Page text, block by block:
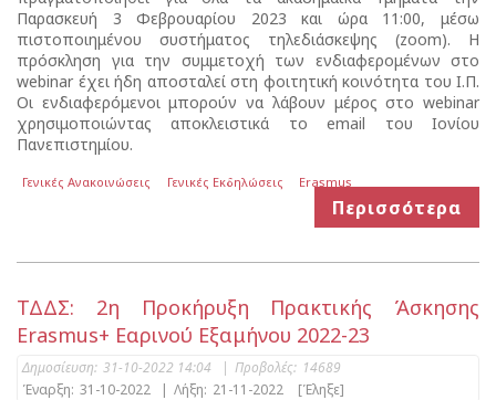
Παρασκευή 3 Φεβρουαρίου 2023 και ώρα 11:00, μέσω
πιστοποιημένου συστήματος τηλεδιάσκεψης (zoom). Η
πρόσκληση για την συμμετοχή των ενδιαφερομένων στο
webinar έχει ήδη αποσταλεί στη φοιτητική κοινότητα του Ι.Π.
Οι ενδιαφερόμενοι μπορούν να λάβουν μέρος στο webinar
χρησιμοποιώντας αποκλειστικά το email του Ιονίου
Πανεπιστημίου.
Γενικές Ανακοινώσεις Γενικές Εκδηλώσεις Erasmus
Περισσότερα
ΤΔΔΣ: 2η Προκήρυξη Πρακτικής Άσκησης
Erasmus+ Εαρινού Εξαμήνου 2022-23
Δημοσίευση: 31-10-2022 14:04 | Προβολές: 14689
Έναρξη: 31-10-2022 | Λήξη: 21-11-2022
[Έληξε]